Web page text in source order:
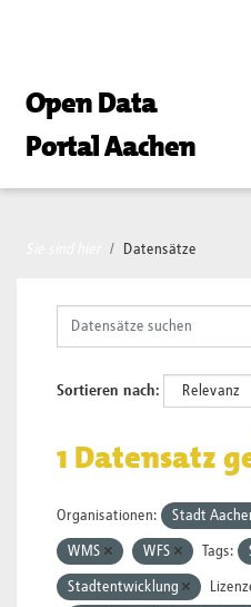
Open Data
Portal Aachen
Datensätze
Sortieren nach
1 Datensatz
Organisationen: Stadt
WMS WFS Tags:
Stadtentwicklung